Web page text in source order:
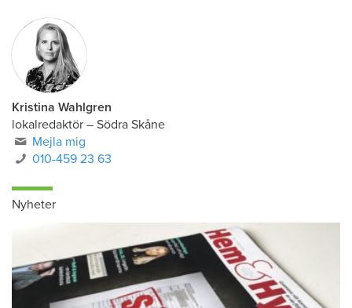
Kristina Wahlgren
lokalredaktör – Södra Skåne
Mejla mig
010-459 23 63
Nyheter